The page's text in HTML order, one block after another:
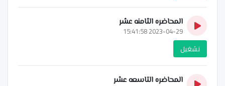
المحاضره الثامنه عشر
2023-04-29 15:41:58
تشغيل
المحاضره التاسعه عشر